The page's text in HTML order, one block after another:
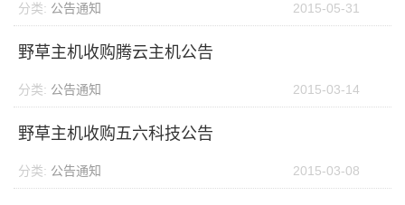
分类: 公告通知 2015-05-31
野草主机收购腾云主机公告
分类: 公告通知 2015-03-14
野草主机收购五六科技公告
分类: 公告通知 2015-03-08